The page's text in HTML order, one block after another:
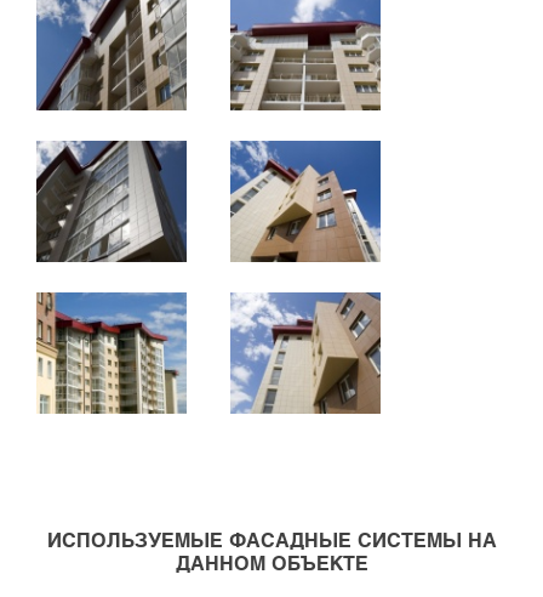
ИСПОЛЬЗУЕМЫЕ ФАСАДНЫЕ СИСТЕМЫ НА
ДАННОМ ОБЪЕКТЕ